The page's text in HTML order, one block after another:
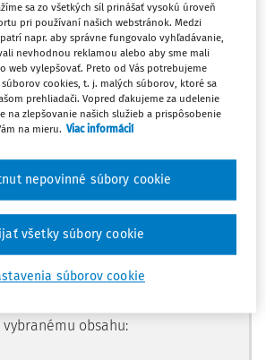
ste si prečítali len
začiatok...
obsah z tejto oblasti je
predplatiteľom portálu.
si prístup k odbornému
získajte prístup na 10 dní
sa len zaregistrovať.
vybranému obsahu:
sa zo všetkých síl prinášať vysokú úroveň
pri používaní našich webstránok. Medzi
napr. aby správne fungovalo vyhľadávanie,
nevhodnou reklamou alebo aby sme mali
web vylepšovať. Preto od Vás potrebujeme
cookies, t. j. malých súborov, ktoré sa
prehliadači. Vopred ďakujeme za udelenie
na zlepšovanie našich služieb a prispôsobenie
na mieru. Viac informácií
súborov cookie
nepovinné súbory cookie
všetky súbory cookie